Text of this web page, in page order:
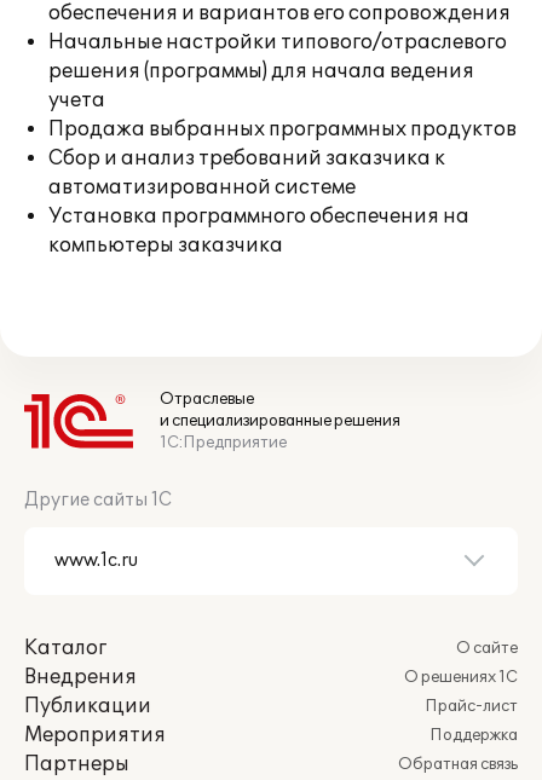
обеспечения и вариантов его сопровождения
Начальные настройки типового/отраслевого
решения (программы) для начала ведения
учета
Продажа выбранных программных продуктов
Сбор и анализ требований заказчика к
автоматизированной системе
Установка программного обеспечения на
компьютеры заказчика
Отраслевые
и специализированные решения
1С:Предприятие
Другие сайты 1С
Каталог
Внедрения
Публикации
Мероприятия
Партнеры
О сайте
О решениях 1С
Прайс-лист
Поддержка
Обратная связь